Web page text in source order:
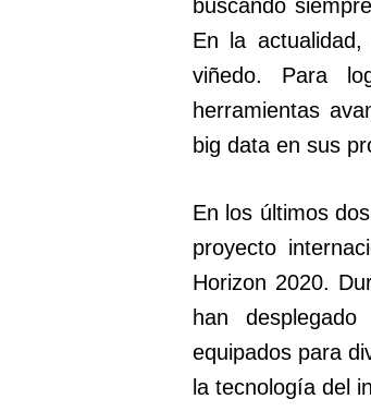
buscando
En la
viñedo. Para
herramientas
big data en sus
En los últimos
proyecto
Horizon 2020.
han
equipados para
la tecnología del